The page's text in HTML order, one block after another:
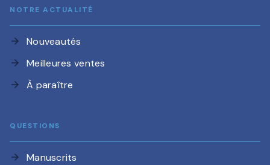
NOTRE ACTUALITÉ
arrow_forward Nouveautés
arrow_forward Meilleures ventes
arrow_forward À paraître
QUESTIONS
arrow_forward Manuscrits